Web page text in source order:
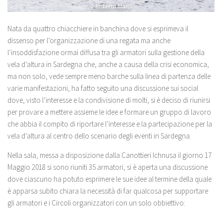
Nata da quattro chiacchiere in banchina dove si esprimeva il
dissenso per l’organizzazione di una regata ma anche
l’insoddisfazione ormai diffusa tra gli armatori sulla gestione della
vela d’altura in Sardegna che, anche a causa della crisi economica,
ma non solo, vede sempre meno barche sulla linea di partenza delle
varie manifestazioni, ha fatto seguito una discussione sui social
dove, visto l’interesse e la condivisione di molti, si è deciso di riunirsi
per provare a mettere assieme le idee e formare un gruppo di lavoro
che abbia il compito di riportare l’interesse e la partecipazione per la
vela d’altura al centro dello scenario degli eventi in Sardegna.
Nella sala, messa a disposizione dalla Canottieri Ichnusa il giorno 17
Maggio 2018 si sono riuniti 35 armatori, si è aperta una discussione
dove ciascuno ha potuto esprimere le sue idee al termine della quale
è apparsa subito chiara la necessità di far qualcosa per supportare
gli armatori e i Circoli organizzatori con un solo obbiettivo: